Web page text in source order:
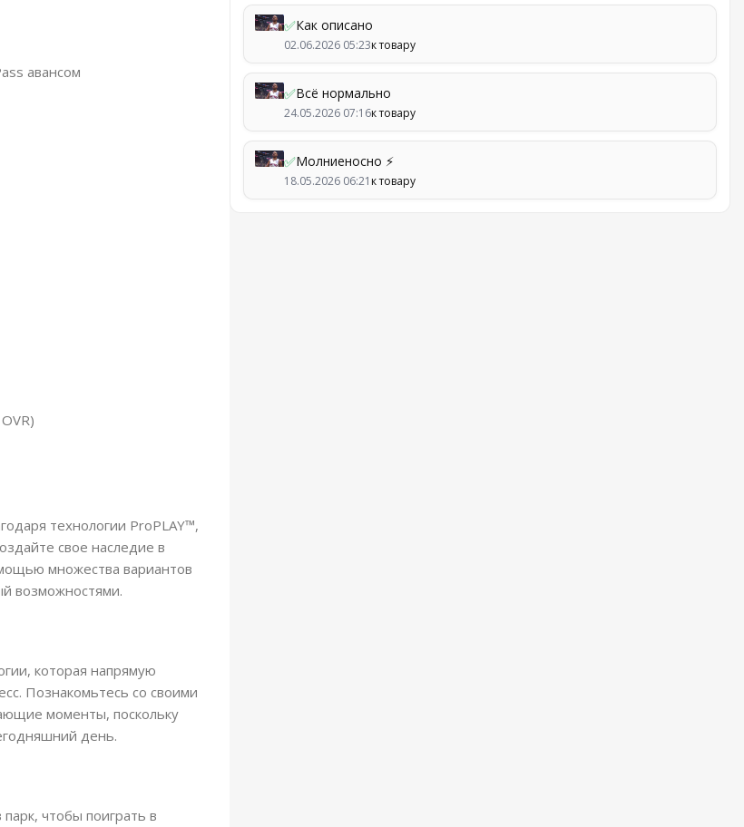
авансом
технологии ProPLAY™,
свое наследие в
множества вариантов
возможностями.
которая напрямую
Познакомьтесь со своими
моменты, поскольку
день.
чтобы поиграть в
✅Как описано
02.06.2026 05:23к товару
✅Всё нормально
24.05.2026 07:16к товару
✅Молниеносно ⚡
18.05.2026 06:21 к товару